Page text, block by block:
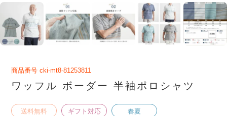
商品番号 cki-mt8-81253811
ワッフル ボーダー 半袖ポロシャツ
送料無料 ギフト対応 春夏